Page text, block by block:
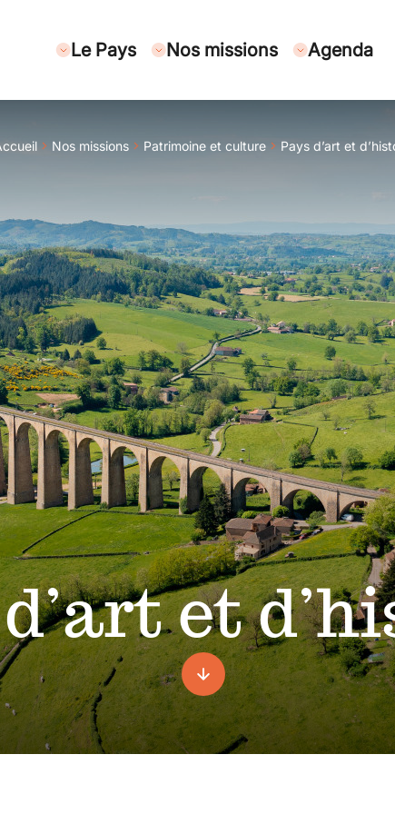
Le Pays Nos missions Agenda
Nos missions Patrimoine et culture Pays d’art et
et